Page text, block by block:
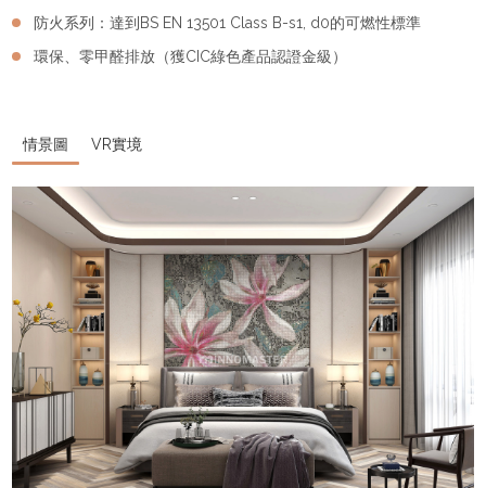
防火系列：達到BS EN 13501 Class B-s1, d0的可燃性標準
環保、零甲醛排放（獲CIC綠色產品認證金級）
情景圖 VR實境